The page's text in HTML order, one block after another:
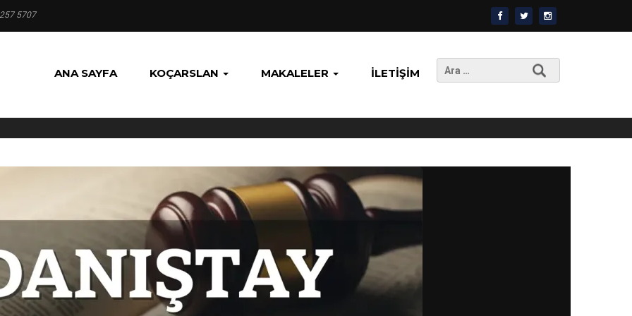
5707
ANA SAYFA KOÇARSLAN MAKALELER İLETIŞIM
Arama: